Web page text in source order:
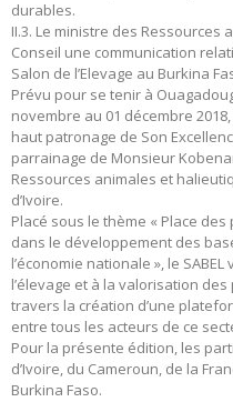
durables.
II.3. Le ministre des
Conseil une communication
Salon de l’Elevage au Burkina
Prévu pour se tenir à
novembre au 01 décembre
haut patronage de Son
parrainage de Monsieur
Ressources animales et
d’Ivoire.
Placé sous le thème « Place
dans le développement des
l’économie nationale », le
l’élevage et à la valorisation
travers la création d’une
entre tous les acteurs de ce
Pour la présente édition, les
d’Ivoire, du Cameroun, de la
Burkina Faso.